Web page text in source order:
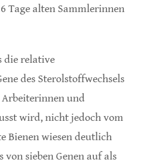
Tage alten Sammlerinnen
die relative
des Sterolstoffwechsels
und
wird, nicht jedoch vom
Bienen wiesen deutlich
sieben Genen auf als